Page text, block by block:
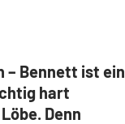
– Bennett ist ein
hart
Denn